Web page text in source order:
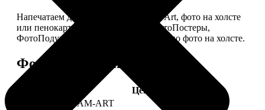
Напечатаем для вас картины Dream-Art, фото на холсте
или пенокартоне, ФотоМозаику, ФотоПостеры,
ФотоПодушки или напишем портрет по фото на холсте.
Форматы и цены
Цена, руб.
Картины DREAM-ART